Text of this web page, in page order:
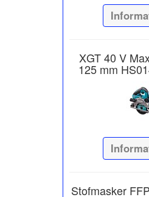
XGT 40 V
125 mm
Stofmasker